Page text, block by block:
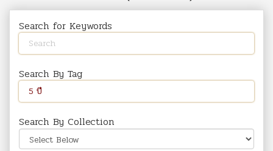
Search for Keywords
Search By Tag
Search By Collection